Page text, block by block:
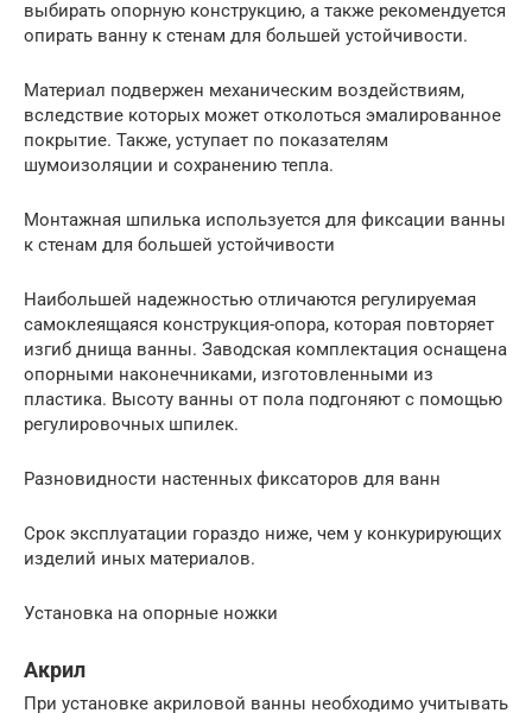
выбирать опорную конструкцию, а также рекомендуется
опирать ванну к стенам для большей устойчивости.
Материал подвержен механическим воздействиям,
вследствие которых может отколоться эмалированное
покрытие. Также, уступает по показателям
шумоизоляции и сохранению тепла.
Монтажная шпилька используется для фиксации ванны
к стенам для большей устойчивости
Наибольшей надежностью отличаются регулируемая
самоклеящаяся конструкция-опора, которая повторяет
изгиб днища ванны. Заводская комплектация оснащена
опорными наконечниками, изготовленными из
пластика. Высоту ванны от пола подгоняют с помощью
регулировочных шпилек.
Разновидности настенных фиксаторов для ванн
Срок эксплуатации гораздо ниже, чем у конкурирующих
изделий иных материалов.
Установка на опорные ножки
Акрил
При установке акриловой ванны необходимо учитывать